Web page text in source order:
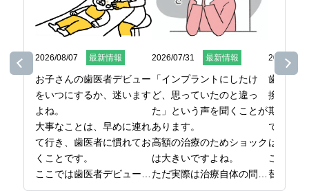
2026/08/07 最新情報
お子さんの歯医者デビュー
をいつにするか、迷います
よね。
大事なことは、早めに連れ
て行き、歯医者に慣れてお
くことです。
ここでは歯医者デビューの
2026/07/31 最新情報
「インプラントにしたけ
ど、思っていたのと違っ
た」という声を聞くことが
あります。
高額の治療のためショック
は大きいですよね。
ただ実際は治療自体の問題
2026/07/
歯ブラ
換して
期間ま
で決め
はない
ここで
替え時